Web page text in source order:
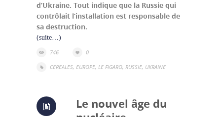
d’Ukraine. Tout indique que la Russie qui
contrôlait l’installation est responsable de
sa destruction.
(suite…)
746
0
CEREALES, EUROPE, LE FIGARO, RUSSIE, UKRAINE
Le nouvel âge du